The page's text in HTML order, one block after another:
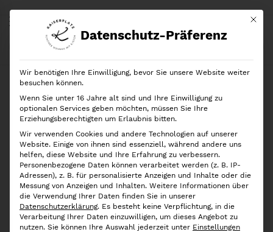
Shop
Ordnung nach Kategorien
30er-Set Kleiderbügel Samt, Black
Ausverkauft!
Mit
Datenschutz-Präferenz
Wir benötigen Ihre Einwilligung, bevor Sie unsere Website weiter
besuchen können.
Wenn Sie unter 16 Jahre alt sind und Ihre Einwilligung zu
optionalen Services geben möchten, müssen Sie Ihre
Erziehungsberechtigten um Erlaubnis bitten.
Wir verwenden Cookies und andere Technologien auf unserer
Website. Einige von ihnen sind essenziell, während andere uns
helfen, diese Website und Ihre Erfahrung zu verbessern.
Personenbezogene Daten können verarbeitet werden (z. B. IP-
Adressen), z. B. für personalisierte Anzeigen und Inhalte oder die
Messung von Anzeigen und Inhalten. Weitere Informationen über
die Verwendung Ihrer Daten finden Sie in unserer
Datenschutzerklärung. Es besteht keine Verpflichtung, in die
Verarbeitung Ihrer Daten einzuwilligen, um dieses Angebot zu
nutzen. Sie können Ihre Auswahl jederzeit unter Einstellungen